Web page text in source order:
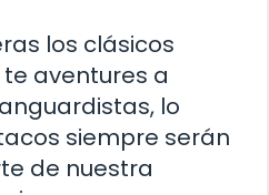
los clásicos
aventures a
lo
siempre serán
de nuestra